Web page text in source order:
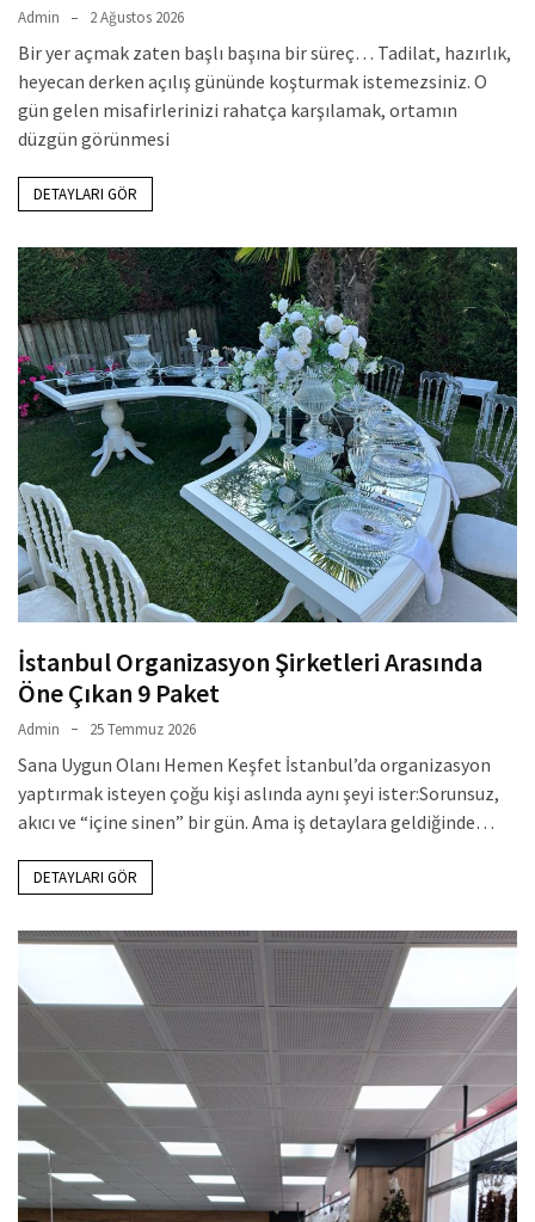
Admin 2 Ağustos 2026
Bir yer açmak zaten başlı başına bir süreç… Tadilat, hazırlık,
heyecan derken açılış gününde koşturmak istemezsiniz. O
gün gelen misafirlerinizi rahatça karşılamak, ortamın
düzgün görünmesi
DETAYLARI GÖR
İstanbul Organizasyon Şirketleri Arasında
Öne Çıkan 9 Paket
Admin 25 Temmuz 2026
Sana Uygun Olanı Hemen Keşfet İstanbul’da organizasyon
yaptırmak isteyen çoğu kişi aslında aynı şeyi ister:Sorunsuz,
akıcı ve “içine sinen” bir gün. Ama iş detaylara geldiğinde…
DETAYLARI GÖR